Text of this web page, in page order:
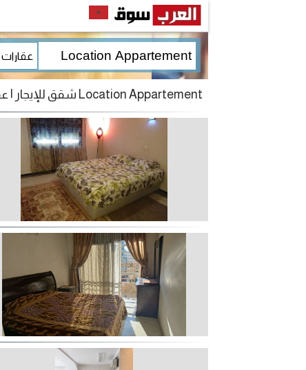
Location Appartement شقق للإيجار | عقارات للإيجار إعلانات المغرب للبيع و الشراء